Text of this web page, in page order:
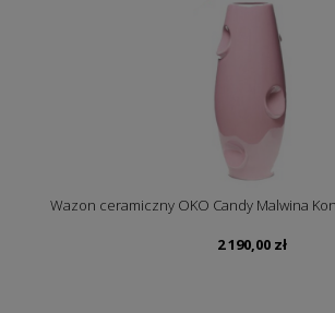
Wazon ceramiczny OKO Candy Malwina
2 190,00 zł